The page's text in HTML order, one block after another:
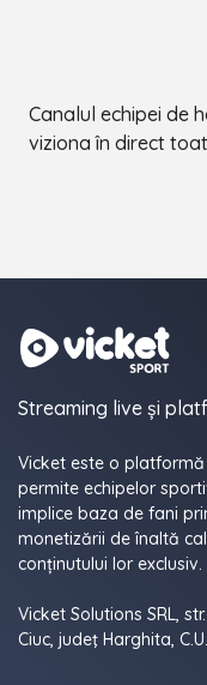
Canalul echipei de
viziona în direct
Streaming live și
Vicket este o
permite echipelor
implice baza de fani
monetizării de înaltă
conținutului lor exclusiv.
Vicket Solutions SRL,
Ciuc, judeţ Harghita,